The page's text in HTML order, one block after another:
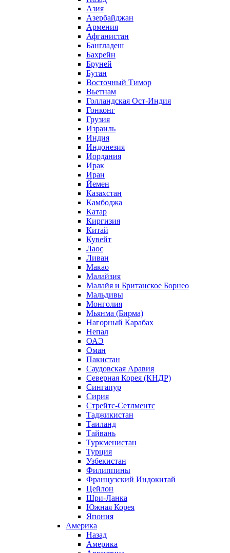
Азия
Азербайджан
Армения
Афганистан
Бангладеш
Бахрейн
Бруней
Бутан
Восточный Тимор
Вьетнам
Голландская Ост-Индия
Гонконг
Грузия
Израиль
Индия
Индонезия
Иордания
Ирак
Иран
Йемен
Казахстан
Камбоджа
Катар
Киргизия
Китай
Кувейт
Лаос
Ливан
Макао
Малайзия
Малайя и Британское Борнео
Мальдивы
Монголия
Мьянма (Бирма)
Нагорный Карабах
Непал
ОАЭ
Оман
Пакистан
Саудовская Аравия
Северная Корея (КНДР)
Сингапур
Сирия
Стрейтс-Сетлментс
Таджикистан
Таиланд
Тайвань
Туркменистан
Турция
Узбекистан
Филиппины
Французский Индокитай
Цейлон
Шри-Ланка
Южная Корея
Япония
Америка
Назад
Америка